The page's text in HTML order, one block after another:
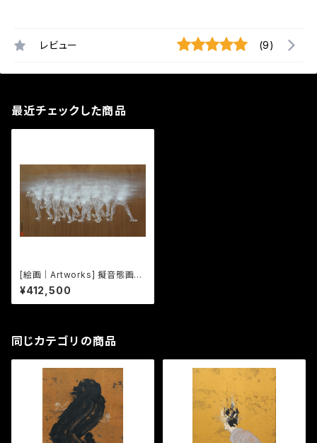
レビュー (9)
最近チェックした商品
[絵画｜Artworks] 擬音態画伝
いんぞ｜Inzo
¥412,500
同じカテゴリの商品